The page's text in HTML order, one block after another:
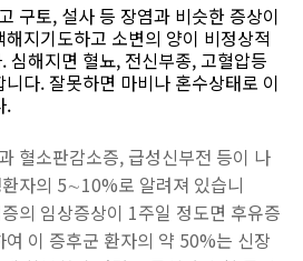
구토, 설사 등 장염과 비슷한 증상이
지기도하고 소변의 양이 비정상적
심해지면 혈뇨, 전신부종, 고혈압등
다. 잘못하면 마비나 혼수상태로 이
.
혈소판감소증, 급성신부전 등이 나
자의 5∼10%로 알려져 있습니
의 임상증상이 1주일 정도면 후유증
이 증후군 환자의 약 50%는 신장